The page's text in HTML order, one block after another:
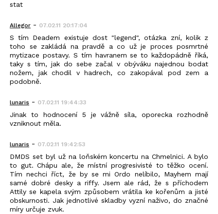
stat
Allegor - 07.02.11 20:17:04
S tím Deadem existuje dost "legend", otázka zní, kolik z
toho se zakládá na pravdě a co už je proces posmrtné
mytizace postavy. S tím havranem se to každopádně říká,
taky s tím, jak do sebe začal v obýváku najednou bodat
nožem, jak chodil v hadrech, co zakopával pod zem a
podobně.
lunaris - 07.02.11 19:44:33
Jinak to hodnocení 5 je vážně síla, oporecka rozhodně
vzniknout měla.
lunaris - 07.02.11 19:42:53
DMDS set byl už na loňském koncertu na Chmelnici. A bylo
to gut. Chápu ale, že místní progresivisté to těžko ocení.
Tím nechci říct, že by se mi Ordo nelíbilo, Mayhem mají
samé dobré desky a riffy. Jsem ale rád, že s příchodem
Attily se kapela svým způsobem vrátila ke kořenům a jisté
obskurnosti. Jak jednotlivé skladby vyzní naživo, do značné
míry určuje zvuk.